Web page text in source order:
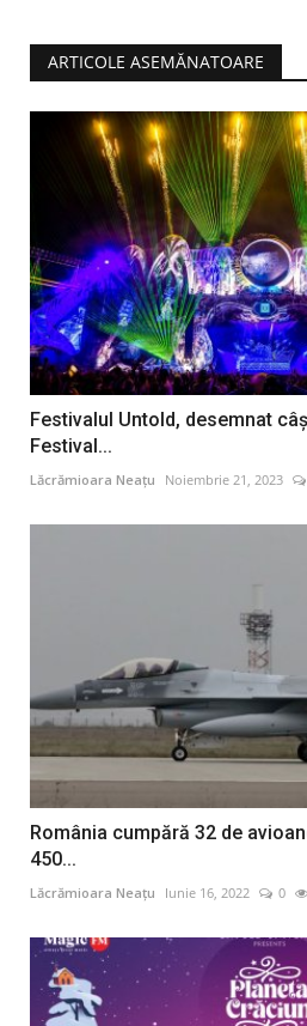
ARTICOLE ASEMĂNATOARE
Festivalul Untold, desemnat
Festival...
Lăcrămioara Neațu Noiembrie 21, 2023
România cumpără 32 de
450...
Lăcrămioara Neațu Iunie 16, 2022 0